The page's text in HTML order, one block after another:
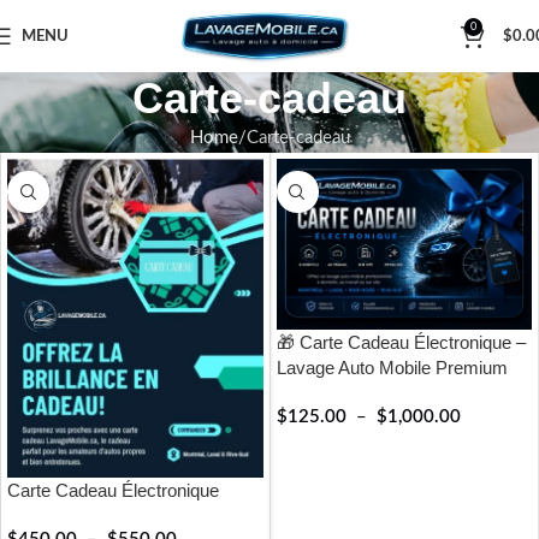
MENU
0
$
Carte-cadeau
Home Carte-cadeau
Carte Cadeau Électronique
🎁 Carte Cadeau Électronique –
Lavage Auto Mobile Premium
$125.00 – $1,000.00